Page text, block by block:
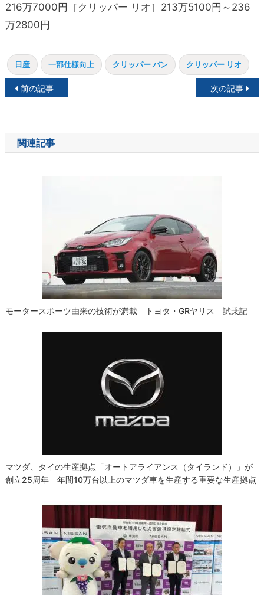
216万7000円［クリッパー リオ］213万5100円～236
万2800円
日産 一部仕様向上 クリッパー バン クリッパー リオ
投
ナ
ビ
前の記事 次の記事
関連記事
モータースポーツ由来の技術が満載 トヨタ・GRヤリス 試乗記
マツダ、タイの生産拠点「オートアライアンス（タイランド）」が
創立25周年 年間10万台以上のマツダ車を生産する重要な生産拠点